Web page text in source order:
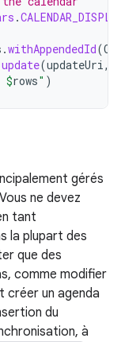
.
.withAppendedId(
update(updateUri,
$rows" )
gérés
ne devez
tant
la plupart des
que des
comme modifier
créer un agenda
du
à